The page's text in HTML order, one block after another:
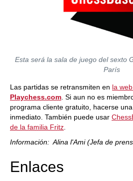
Esta será la sala de juego del sexto
París
Las partidas se retransmiten en la
Playchess.com . Si aun no es
programa cliente gratuito, hacerse
inmediato. También puede usar
de la familia Fritz
Información: Alina l'Ami (Jefa de
Enlaces